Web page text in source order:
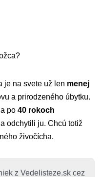
je na svete už len menej
a prirodzeného úbytku.
po 40 rokoch
odchytili ju. Chcú totiž
živočícha.
z Vedelisteze.sk cez